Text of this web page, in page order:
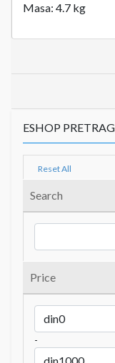
Masa: 4.7 kg
ESHOP
Reset All
Search
Price
-